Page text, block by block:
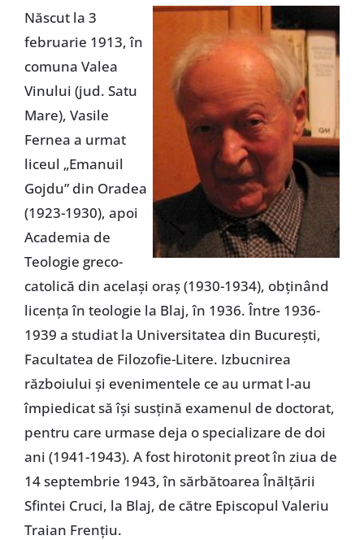
Născut la 3
februarie 1913, în
comuna Valea
Vinului (jud. Satu
Mare), Vasile
Fernea a urmat
liceul „Emanuil
Gojdu” din Oradea
(1923-1930), apoi
Academia de
Teologie greco-
catolică din acelaşi oraş (1930-1934), obţinând
licenţa în teologie la Blaj, în 1936. Între 1936-
1939 a studiat la Universitatea din Bucureşti,
Facultatea de Filozofie-Litere. Izbucnirea
războiului şi evenimentele ce au urmat l-au
împiedicat să îşi susţină examenul de doctorat,
pentru care urmase deja o specializare de doi
ani (1941-1943). A fost hirotonit preot în ziua de
14 septembrie 1943, în sărbătoarea Înălţării
Sfintei Cruci, la Blaj, de către Episcopul Valeriu
Traian Frenţiu.